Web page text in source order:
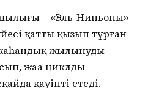
– «Эль-Ниньоның»
қатты қызып тұрған
жылынудың
жаңа циклды
қауіпті етеді.